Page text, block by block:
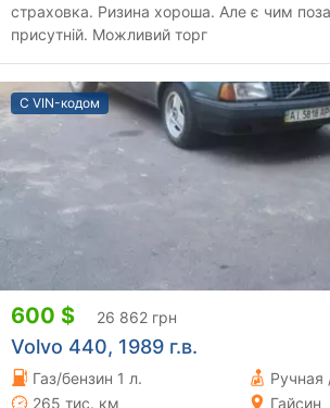
страховка. Ризина хороша. Але є чим
присутній. Можливий торг
С VIN-кодом
600 $ 26 862 грн
Volvo 440, 1989 г.в.
Газ/бензин 1 л.
Ручная
265 тис. км
Гайсин